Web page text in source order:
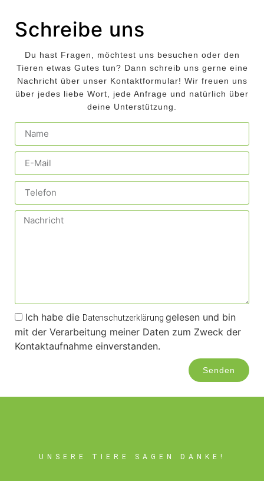
Schreibe uns
Du hast Fragen, möchtest uns besuchen oder den
Tieren etwas Gutes tun? Dann schreib uns gerne eine
Nachricht über unser Kontaktformular! Wir freuen uns
über jedes liebe Wort, jede Anfrage und natürlich über
deine Unterstützung.
Ich habe die Datenschutzerklärung gelesen und bin
mit der Verarbeitung meiner Daten zum Zweck der
Kontaktaufnahme einverstanden.
Senden
UNSERE TIERE SAGEN DANKE!